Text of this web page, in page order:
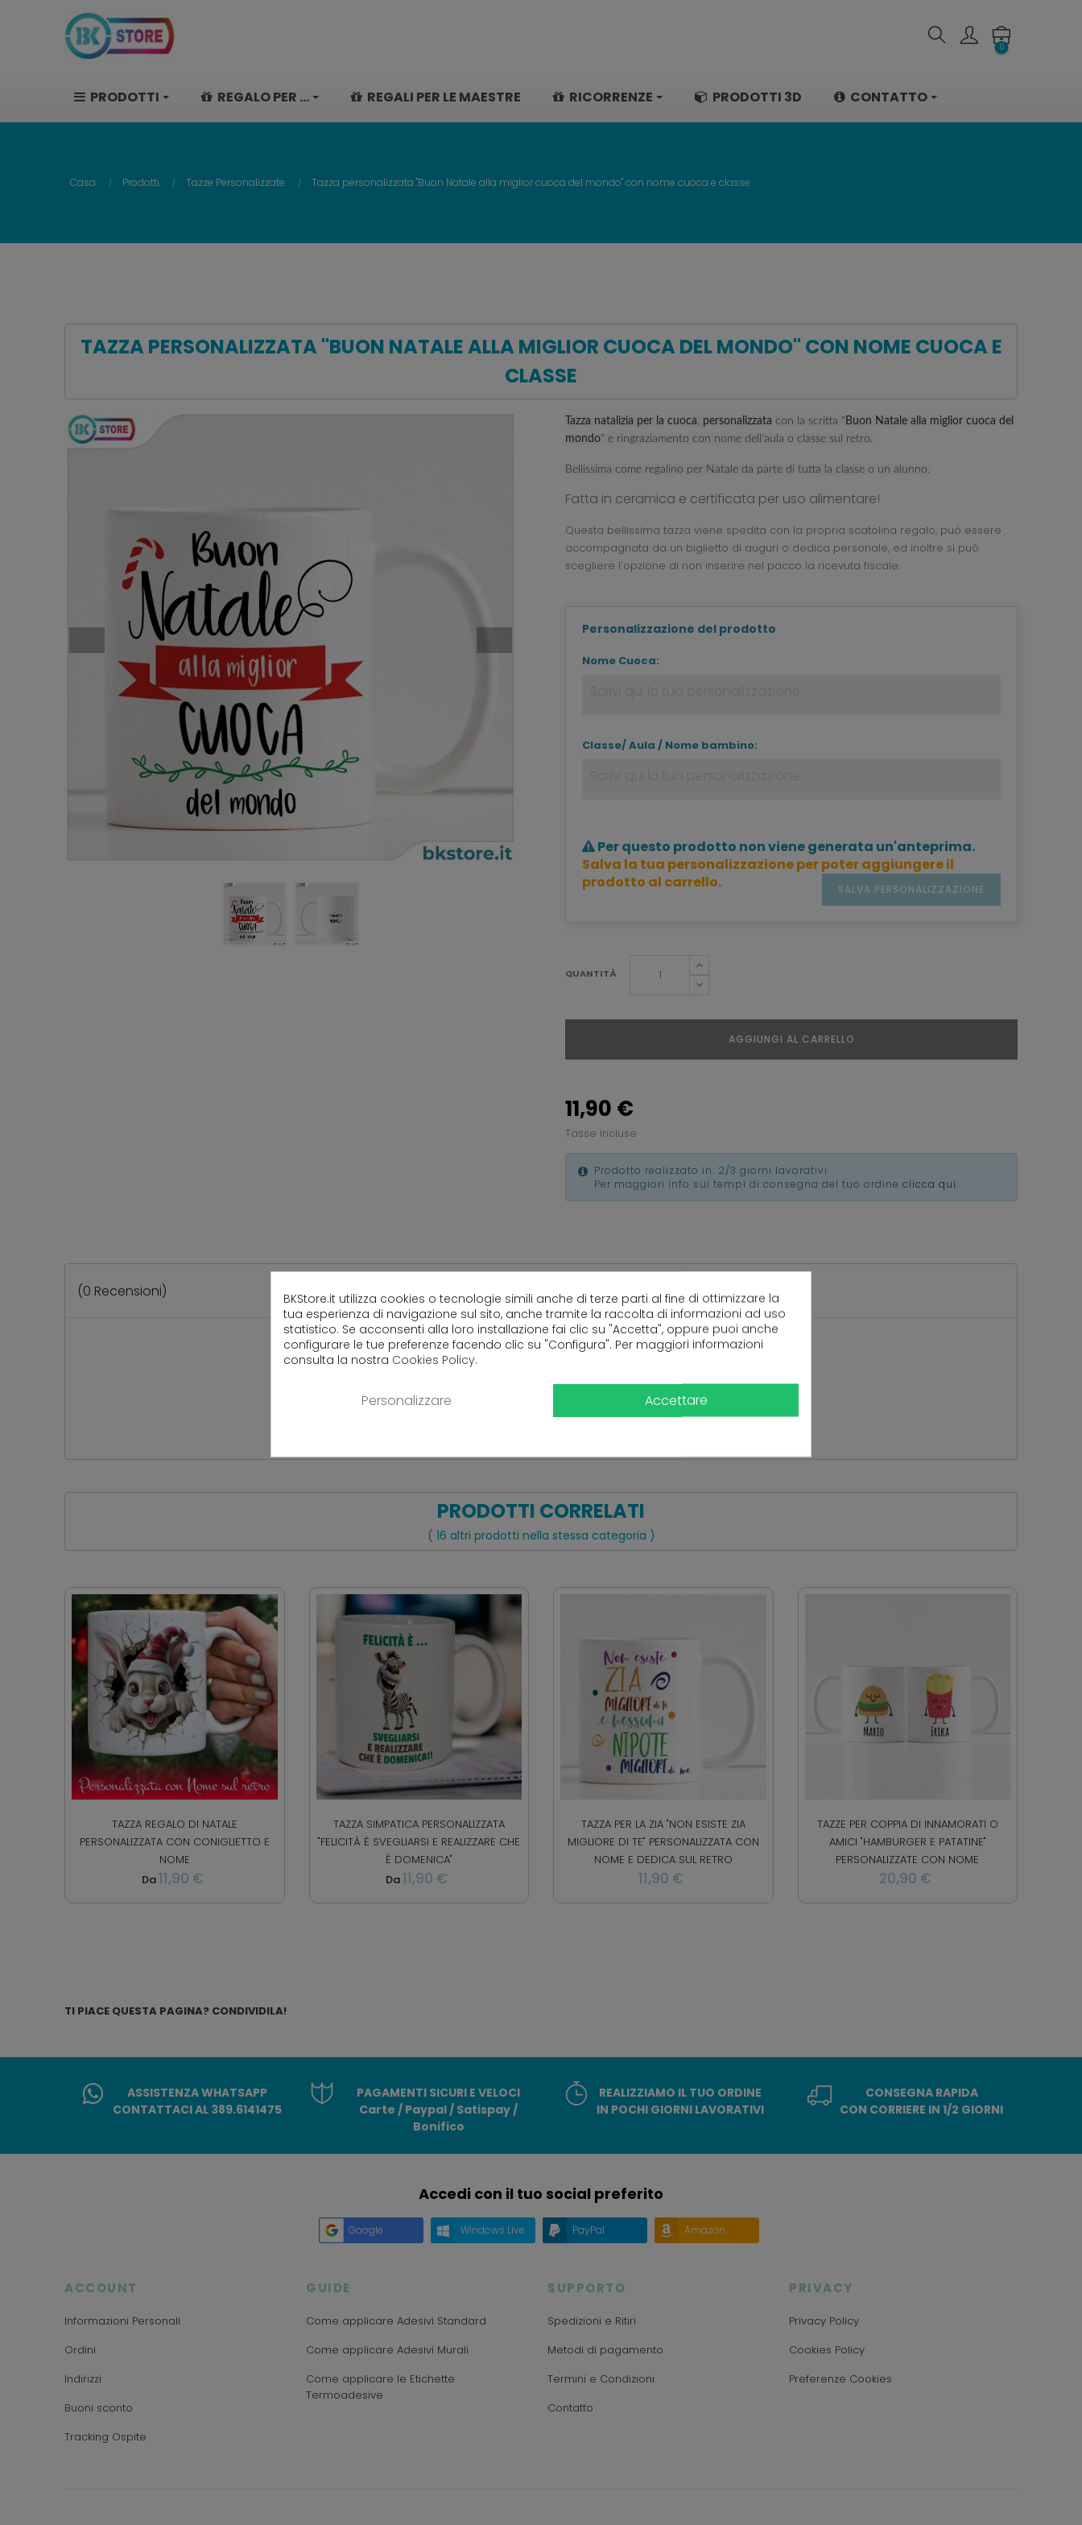
0
PRODOTTI REGALO PER ... REGALI PER LE MAESTRE RICORRENZE PRODOTTI 3D CONTATTO
Casa Prodotti Tazze Personalizzate Tazza personalizzata "Buon Natale alla miglior cuoca del mondo" con nome cuoca e classe
TAZZA PERSONALIZZATA "BUON NATALE ALLA MIGLIOR CUOCA DEL MONDO" CON NOME CUOCA E
CLASSE
Tazza natalizia per la cuoca personalizzata con la scritta " Buon Natale alla miglior cuoca del
mondo" e ringraziamento con nome dell'aula o classe sul retro.
Bellissima come regalino per Natale da parte di tutta la classe o un alunno.
Fatta in ceramica e certificata per uso alimentare!
Questa bellissima tazza viene spedita con la propria scatolina regalo, può essere
accompagnata da un biglietto di auguri o dedica personale, ed inoltre si può
scegliere l'opzione di non inserire nel pacco la ricevuta fiscale.
Personalizzazione del prodotto
Nome Cuoca:
Classe/ Aula / Nome bambino:
Per questo prodotto non viene generata un'anteprima.
Salva la tua personalizzazione per poter aggiungere il
prodotto al carrello.
SALVA PERSONALIZZAZIONE
QUANTITÀ
AGGIUNGI AL CARRELLO
11,90 €
Tasse incluse
Prodotto realizzato in: 2/3 giorni lavorativi
Per maggiori info sui tempi di consegna del tuo ordine clicca qui.
(0 Recensioni)
Ancora nessuna recensione da parte degli utenti.
PRODOTTI CORRELATI
( 16 altri prodotti nella stessa categoria )
TAZZA REGALO DI NATALE
PERSONALIZZATA CON CONIGLIETTO E
NOME
Da11,90 €
TAZZA SIMPATICA PERSONALIZZATA
"FELICITÀ È SVEGLIARSI E REALIZZARE CHE
È DOMENICA"
Da11,90 €
TAZZA PER LA ZIA "NON ESISTE ZIA
MIGLIORE DI TE" PERSONALIZZATA CON
NOME E DEDICA SUL RETRO
11,90 €
TAZZE PER COPPIA DI INNAMORATI O
AMICI "HAMBURGER E PATATINE"
PERSONALIZZATE CON NOME
20,90 €
TI PIACE QUESTA PAGINA? CONDIVIDILA!
ASSISTENZA WHATSAPP
CONTATTACI AL 389.6141475
PAGAMENTI SICURI E VELOCI
Carte / Paypal / Satispay /
Bonifico
REALIZZIAMO IL TUO ORDINE
IN POCHI GIORNI LAVORATIVI
CONSEGNA RAPIDA
CON CORRIERE IN 1/2 GIORNI
Accedi con il tuo social preferito
Google Windows Live PayPal Amazon
ACCOUNT
Informazioni Personali
Ordini
Indirizzi
Buoni sconto
Tracking Ospite
GUIDE
Come applicare Adesivi Standard
Come applicare Adesivi Murali
Come applicare le Etichette
Termoadesive
SUPPORTO
Spedizioni e Ritiri
Metodi di pagamento
Termini e Condizioni
Contatto
PRIVACY
Privacy Policy
Cookies Policy
Preferenze Cookies
BKStore.it utilizza cookies o tecnologie simili anche di terze parti al fine di ottimizzare la
tua esperienza di navigazione sul sito, anche tramite la raccolta di informazioni ad uso
statistico. Se acconsenti alla loro installazione fai clic su "Accetta", oppure puoi anche
configurare le tue preferenze facendo clic su "Configura". Per maggiori informazioni
consulta la nostra Cookies Policy.
Accettare
Personalizzare